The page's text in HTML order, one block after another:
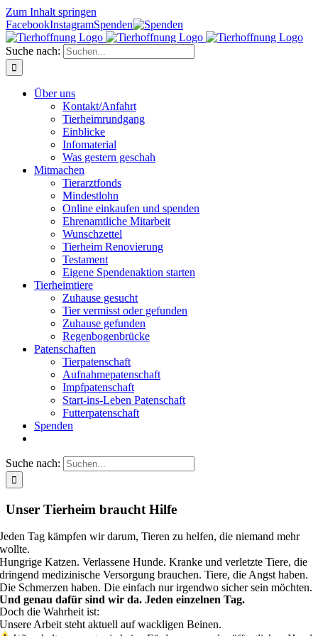
Zum Inhalt springen
FacebookInstagramSpenden
Suche nach:
Über uns
Kontakt/Anfahrt
Tierheimrundgang
Einblicke
Infomaterial
Was gestern geschah
Mitmachen
Tierarztfonds
Mindestlohn
Online einkaufen und spenden
Ehrenamtliche Mitarbeit
Wunschzettel
Tierheim Renovierung
Testament
Eigene Spendenaktion starten
Tierheimtiere
Zuhause gesucht
Tier vermisst oder gefunden
Zuhause gefunden
Regenbogenbrücke
Patenschaften
Tierpatenschaft
Aufnahmepatenschaft
Impfpatenschaft
Start-ins-Leben Patenschaft
Futterpatenschaft
Spenden
Suche nach:
Unser Tierheim braucht Hilfe
Jeden Tag kämpfen wir darum, Tieren zu helfen, die niemand mehr
wollte.
Hungrige Katzen. Verlassene Hunde. Kranke und verletzte Tiere, die
dringend medizinische Versorgung brauchen. Tiere, die Angst haben.
Die Schmerzen haben. Die einfach nur irgendwo sicher sein möchten.
Und genau dafür sind wir da. Jeden einzelnen Tag.
Doch die Wahrheit ist:
Unsere Arbeit steht aktuell auf wackligen Beinen.